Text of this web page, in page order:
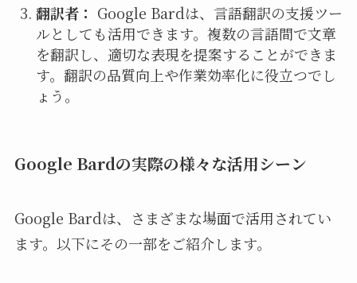
翻訳者： Google Bardは、言語翻訳の支援ツー
ルとしても活用できます。複数の言語間で文章
を翻訳し、適切な表現を提案することができま
す。翻訳の品質向上や作業効率化に役立つでし
ょう。
Google Bardの実際の様々な活用シーン
Google Bardは、さまざまな場面で活用されてい
ます。以下にその一部をご紹介します。